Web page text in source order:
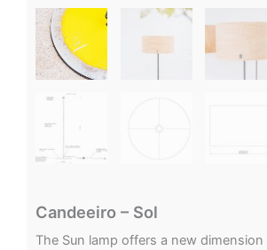
Candeeiro – Sol
The Sun lamp offers a new